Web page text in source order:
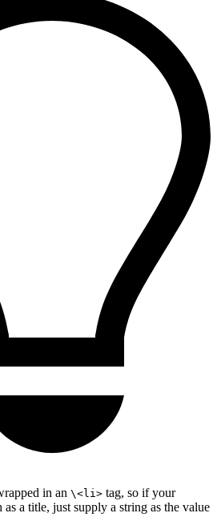
in an \<li> tag, so if your
a title, just supply a string as the value